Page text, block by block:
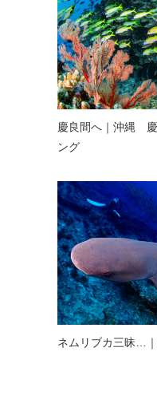
慶良間へ｜沖縄
ング
ネムリブカ三昧…